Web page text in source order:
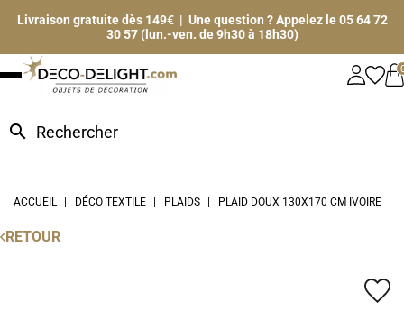
Livraison gratuite dès 149€ | Une question ? Appelez le 05 64 72
30 57 (lun.-ven. de 9h30 à 18h30)
search
ACCUEIL DÉCO TEXTILE PLAIDS PLAID DOUX 130X170 CM IVOIRE
RETOUR
favorite_border